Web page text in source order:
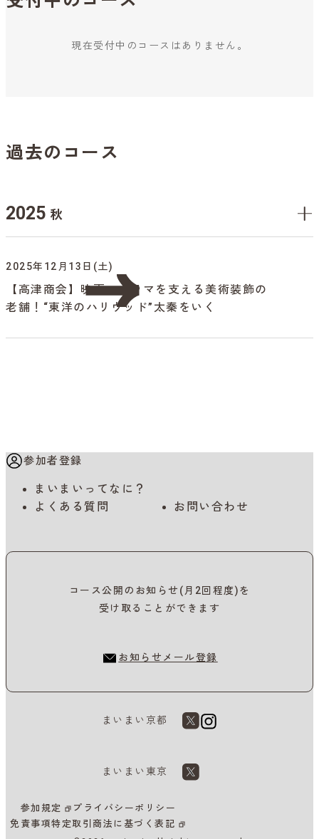
現在受付中のコースはありません。
過去のコース
2025 秋
2025年12月13日(土)
【高津商会】映画・ドラマを支える美術装飾の
老舗！“東洋のハリウッド”太秦をいく
参加者登録
まいまいってなに？
よくある質問
お問い合わせ
コース公開のお知らせ(月2回程度)を
受け取ることができます
お知らせメール登録
まいまい京都
まいまい東京
参加規定
プライバシーポリシー
免責事項特定取引商法に基づく表記